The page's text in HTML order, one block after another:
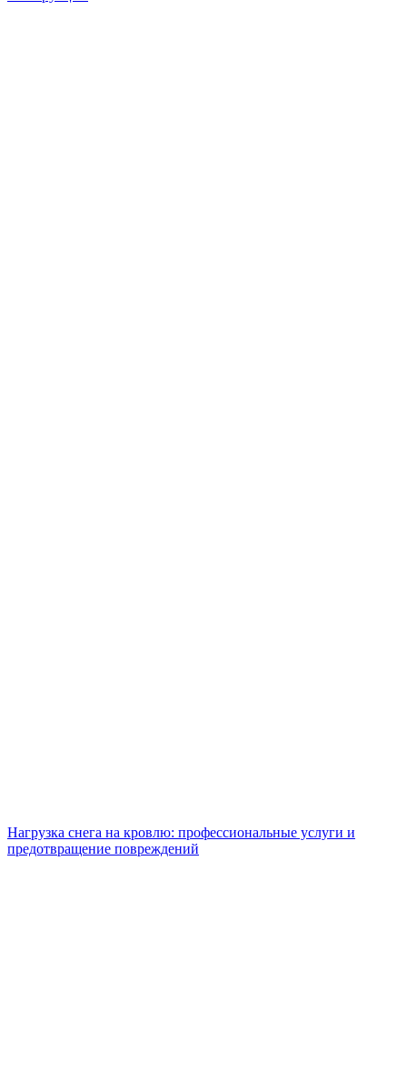
Нагрузка снега на кровлю: профессиональные услуги и
предотвращение повреждений